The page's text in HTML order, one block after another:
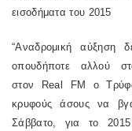
εισοδήματα του 2015
“Αναδρομική αύξηση
οπουδήποτε αλλού
στον
Real FM
ο
κρυφούς άσους να
Σάββατο, για το